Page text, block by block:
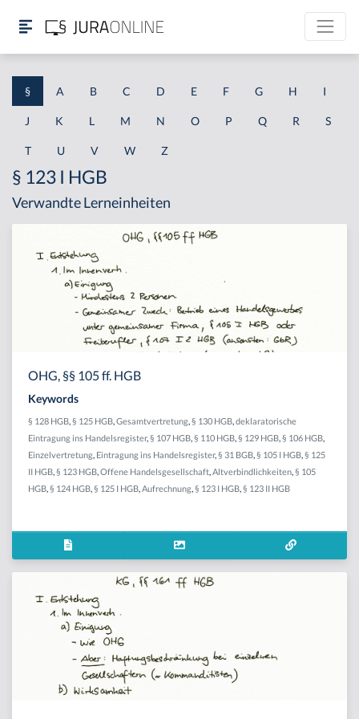
§ A B C D E F G H I
J K L M N O P Q R S
T U V W Z
§ 123 I HGB
Verwandte Lerneinheiten
OHG, §§ 105 ff. HGB
Keywords
§ 128 HGB § 125 HGB Gesamtvertretung § 130 HGB deklaratorische
Eintragung ins Handelsregister, § 107 HGB § 110 HGB § 129 HGB § 106 HGB
Einzelvertretung Eintragung ins Handelsregister, § 31 BGB § 105 I HGB § 125
II HGB § 123 HGB Offene Handelsgesellschaft Altverbindlichkeiten § 105
HGB § 124 HGB § 125 I HGB Aufrechnung § 123 I HGB § 123 II HGB